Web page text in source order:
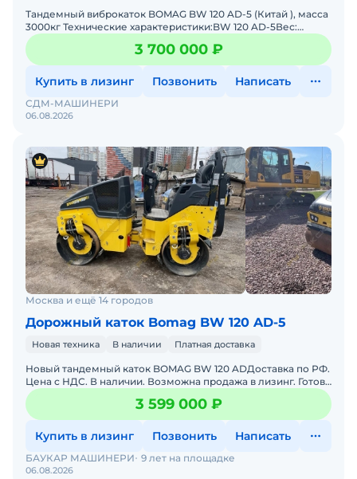
Тандемный виброкаток BOMAG BW 120 AD-5 (Китай ), масса
3000кг Технические характеристики:BW 120 AD-5Вес:
Максимальный вес 3500 кгРабочий вес СЕСЕ с ROPS 2700 к
3 700 000 ₽
Купить в лизинг Позвонить Написать
06.08.2026
СДМ-МАШИНЕРИ
Москва и ещё 14 городов
Дорожный каток Bomag BW 120 AD-5
Новая техника В наличии Платная доставка
Новый тандемный каток BOMAG BW 120 ADДоставка по РФ.
Цена с НДС. В наличии. Возможна продажа в лизинг. Готова
3 599 000 ₽
Купить в лизинг Позвонить Написать
06.08.2026
БАУКАР МАШИНЕРИ 9 лет на площадке